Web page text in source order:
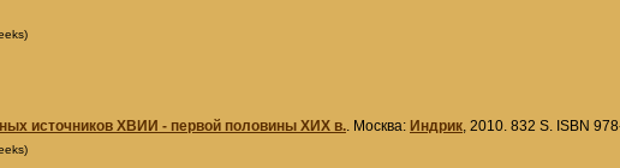
источников XВИИ - первой половины XИX в. . Москва: Индрик , 2010. 832 S. ISBN